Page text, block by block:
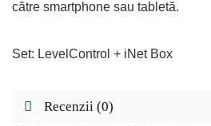
către smartphone sau tabletă.
Set: LevelControl + iNet Box
Recenzii (0)